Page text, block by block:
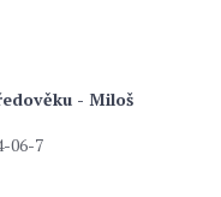
- Miloš
06-7